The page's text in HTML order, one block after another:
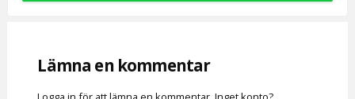
Lämna en kommentar